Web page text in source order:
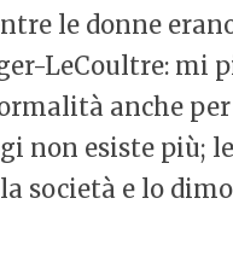
le donne
LeCoultre: mi
anche
non esiste più;
società e lo